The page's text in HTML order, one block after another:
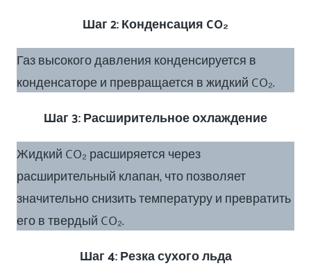
Шаг 2: Конденсация CO₂
Газ высокого давления конденсируется в
конденсаторе и превращается в жидкий CO₂.
Шаг 3: Расширительное охлаждение
Жидкий CO₂ расширяется через
расширительный клапан, что позволяет
значительно снизить температуру и превратить
его в твердый CO₂.
Шаг 4: Резка сухого льда